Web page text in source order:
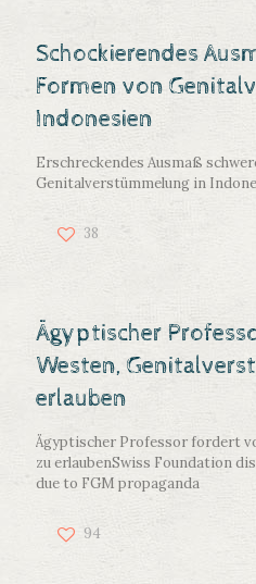
Schockierendes
Formen von
Indonesien
Erschreckendes Ausmaß
Genitalverstümmelung in
38
Ägyptischer
Westen,
erlauben
Ägyptischer Professor fordert
zu erlaubenSwiss Foundation
due to FGM propaganda
94